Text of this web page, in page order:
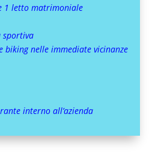
1 letto matrimoniale
sportiva
biking nelle immediate vicinanze
interno all’azienda